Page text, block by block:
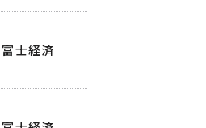
富士経済